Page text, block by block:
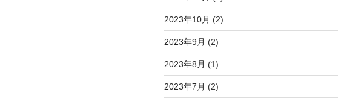
2023年10月 (2)
2023年9月 (2)
2023年8月 (1)
2023年7月 (2)